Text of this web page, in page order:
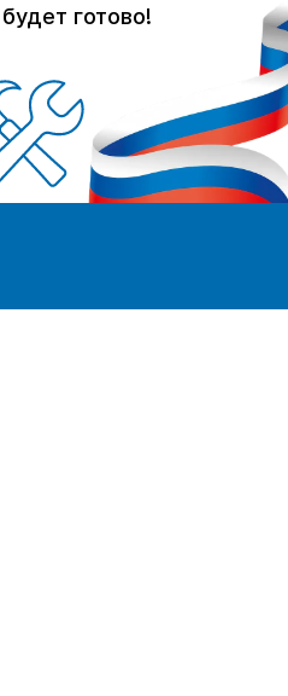
готово!